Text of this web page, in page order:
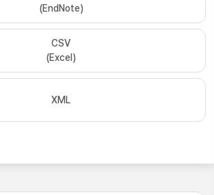
(EndNote)
CSV
(Excel)
XML